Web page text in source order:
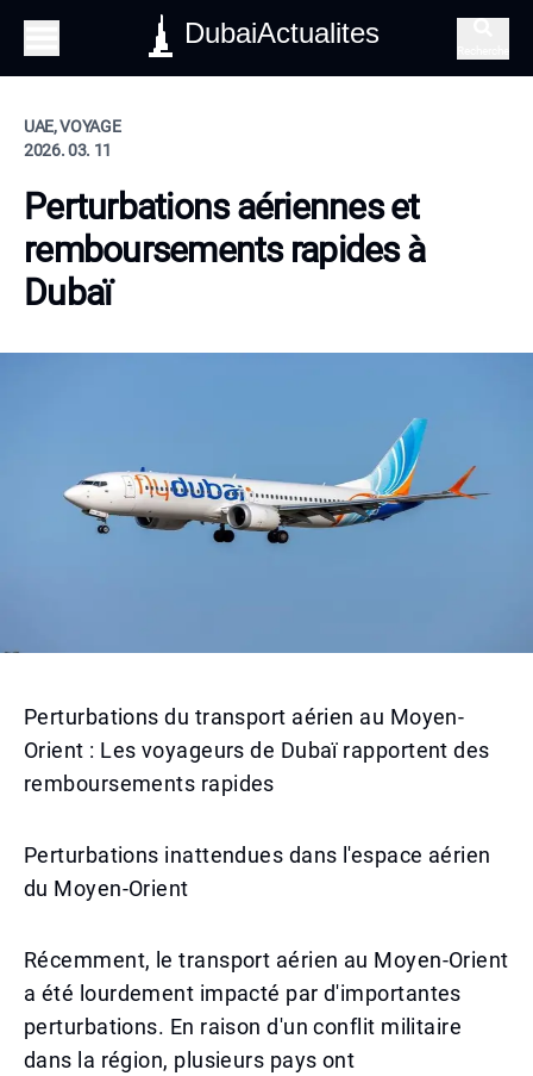
DubaiActualites
UAE, VOYAGE
2026. 03. 11
Perturbations aériennes et
remboursements rapides à
Dubaï
Perturbations du transport aérien au Moyen-
Orient : Les voyageurs de Dubaï rapportent des
remboursements rapides
Perturbations inattendues dans l'espace aérien
du Moyen-Orient
Récemment, le transport aérien au Moyen-Orient
a été lourdement impacté par d'importantes
perturbations. En raison d'un conflit militaire
dans la région, plusieurs pays ont